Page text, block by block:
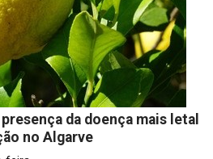
da doença mais letal
no Algarve